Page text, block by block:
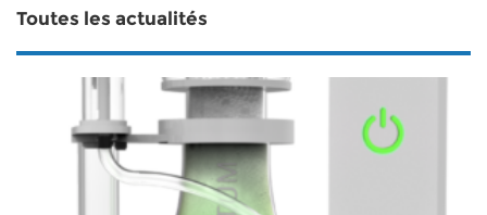
Toutes les actualités